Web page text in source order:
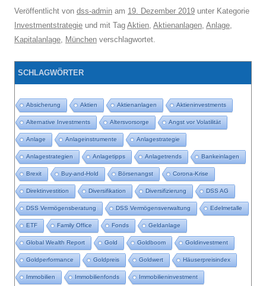
Veröffentlicht von dss-admin am 19. Dezember 2019 unter Kategorie
Investmentstrategie und mit Tag Aktien, Aktienanlagen, Anlage,
Kapitalanlage, München verschlagwortet.
SCHLAGWÖRTER
Absicherung Aktien Aktienanlagen Aktieninvestments
Alternative Investments Altersvorsorge Angst vor Volatilität
Anlage Anlageinstrumente Anlagestrategie
Anlagestrategien Anlagetipps Anlagetrends Bankeinlagen
Brexit Buy-and-Hold Börsenangst Corona-Krise
Direktinvestition Diversifikation Diversifizierung DSS AG
DSS Vermögensberatung DSS Vermögensverwaltung Edelmetalle
ETF Family Office Fonds Geldanlage
Global Wealth Report Gold Goldboom Goldinvestment
Goldperformance Goldpreis Goldwert Häuserpreisindex
Immobilien Immobilienfonds Immobilieninvestment